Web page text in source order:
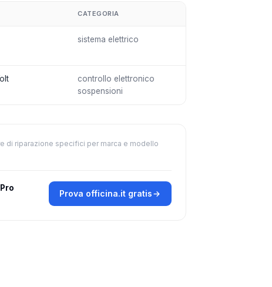
CATEGORIA
sistema elettrico
controllo elettronico
sospensioni
di riparazione specifici per marca e modello
Prova officina.it gratis